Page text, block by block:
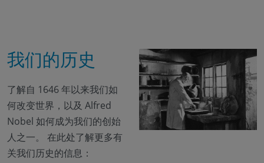
我们的历史
了解自 1646 年以来我们如
何改变世界，以及 Alfred
Nobel 如何成为我们的创始
人之一。 在此处了解更多有
关我们历史的信息：